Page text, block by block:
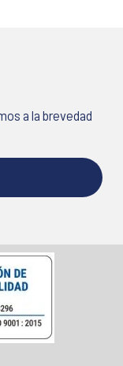
a la brevedad